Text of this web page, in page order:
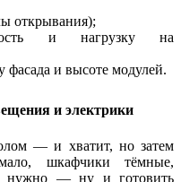
открывания);
и нагрузку на
фасада и высоте модулей.
и электрики
— и хватит, но затем
шкафчики тёмные,
нужно — ну и готовить